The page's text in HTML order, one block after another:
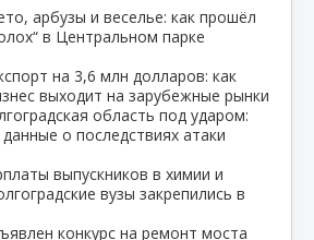
арбузы и веселье: как прошёл
в Центральном парке
на 3,6 млн долларов: как
выходит на зарубежные рынки
область под ударом:
о последствиях атаки
выпускников в химии и
вузы закрепились в
конкурс на ремонт моста